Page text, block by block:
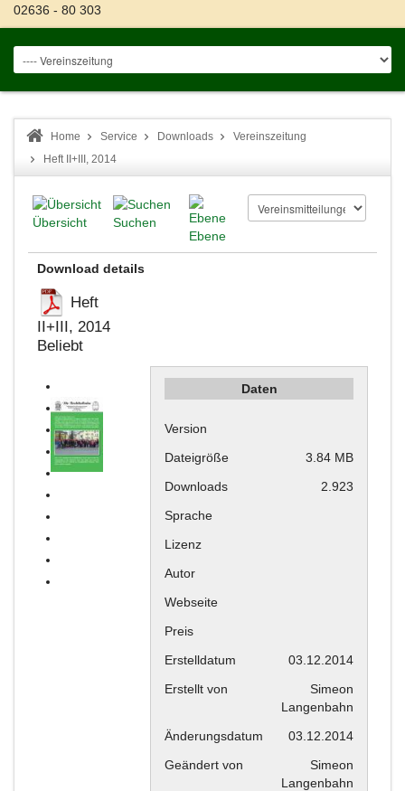
02636 - 80 303
Home Service Downloads
Vereinszeitung
Heft II+III, 2014
Übersicht
Suchen
Ebene
Download details
Heft
II+III, 2014
Beliebt
Daten
Version
Dateigröße
3.84 MB
Downloads
2.923
Sprache
Lizenz
Autor
Webseite
Preis
Erstelldatum
03.12.2014
Erstellt von
Simeon
Langenbahn
Änderungsdatum
03.12.2014
Geändert von
Simeon
Langenbahn